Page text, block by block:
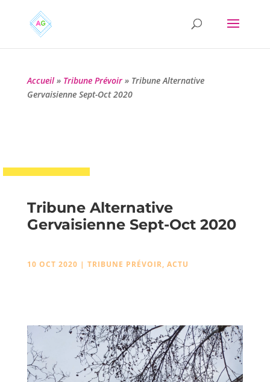
Accueil» Tribune Prévoir» Tribune Alternative
Gervaisienne Sept-Oct 2020
Tribune Alternative
Gervaisienne Sept-Oct 2020
10 OCT 2020 | TRIBUNE PRÉVOIR, ACTU